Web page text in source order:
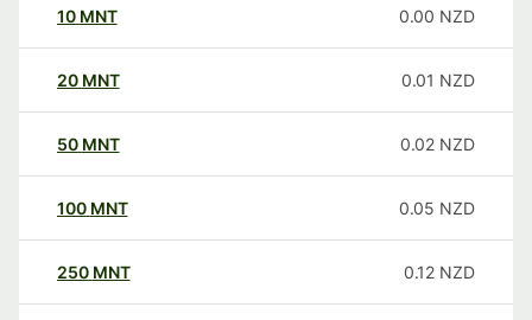
10 MNT 0.00 NZD
20 MNT 0.01 NZD
50 MNT 0.02 NZD
100 MNT 0.05 NZD
250 MNT 0.12 NZD